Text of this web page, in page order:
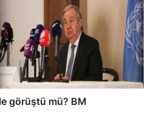
görüştü mü? BM